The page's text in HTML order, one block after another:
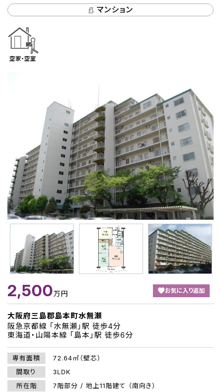
マンション
空家・空室
お気に入り追加
2,500万円
大阪府三島郡島本町水無瀬
阪急京都線 「水無瀬」駅 徒歩4分
東海道・山陽本線 「島本」駅 徒歩6分
専有面積
72.64㎡（壁芯）
間取り
3LDK
所在階
7階部分 / 地上11階建て （南向き）